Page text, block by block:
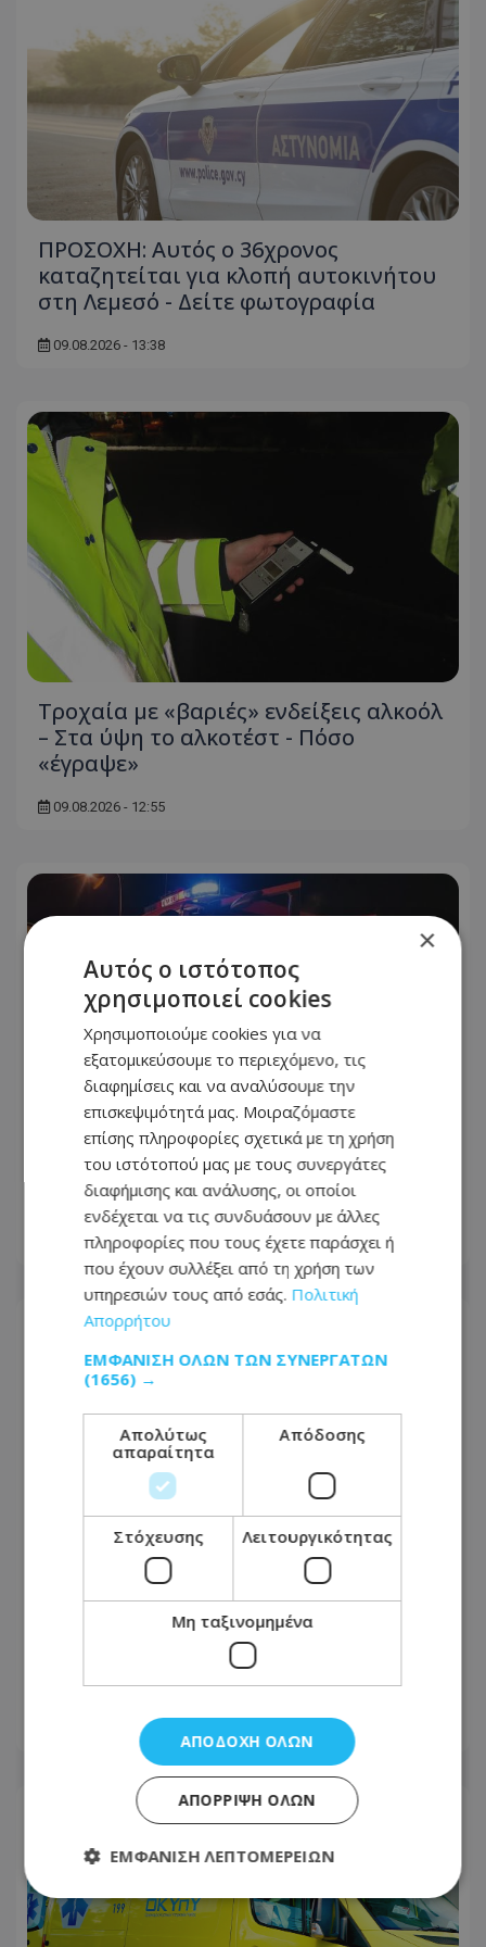
ΠΡΟΣΟΧΗ: Αυτός ο 36χρονος
καταζητείται για κλοπή αυτοκινήτου
στη Λεμεσό - Δείτε φωτογραφία
09.08.2026 - 13:38
Τροχαία με «βαριές» ενδείξεις αλκοόλ
– Στα ύψη το αλκοτέστ - Πόσο
«έγραψε»
09.08.2026 - 12:55
Νύχτα τρόμου στη Λάρνακα – Όχημα
τυλίχθηκε ξαφνικά στις φλόγες
09.08.2026 - 09:00
Θα πάτε θάλασσα; Κλειστό τμήμα
πολυσύχναστης λεωφόρου στον
Πρωταρά – Προσοχή συστήνει η
Αστυνομία
09.08.2026 - 08:01
×
Αυτός ο ιστότοπος
χρησιμοποιεί cookies
Χρησιμοποιούμε cookies για να
εξατομικεύσουμε το περιεχόμενο, τις
διαφημίσεις και να αναλύσουμε την
επισκεψιμότητά μας. Μοιραζόμαστε
επίσης πληροφορίες σχετικά με τη χρήση
του ιστότοπού μας με τους συνεργάτες
διαφήμισης και ανάλυσης, οι οποίοι
ενδέχεται να τις συνδυάσουν με άλλες
πληροφορίες που τους έχετε παράσχει ή
που έχουν συλλέξει από τη χρήση των
υπηρεσιών τους από εσάς. Πολιτική
Απορρήτου
ΕΜΦΆΝΙΣΗ ΌΛΩΝ ΤΩΝ ΣΥΝΕΡΓΑΤΏΝ
(1656) →
Απολύτως
απαραίτητα
Απόδοσης
Στόχευσης Λειτουργικότητας
Μη ταξινομημένα
ΑΠΟΔΟΧΉ ΌΛΩΝ
ΑΠΌΡΡΙΨΗ ΌΛΩΝ
ΕΜΦΆΝΙΣΗ ΛΕΠΤΟΜΕΡΕΙΏΝ
Απολύτως απαραίτητα
Απόδοσης